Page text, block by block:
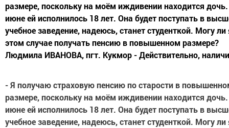
размере, поскольку на моём иждивении находится
июне ей исполнилось 18 лет. Она будет поступать в
учебное заведение, надеюсь, станет студенткой. Могу ли
этом случае получать пенсию в повышенном размере?
Людмила ИВАНОВА, пгт. Кукмор - Действительно,
- Я получаю страховую пенсию по старости в
размере, поскольку на моём иждивении находится
июне ей исполнилось 18 лет. Она будет поступать в
учебное заведение, надеюсь, станет студенткой. Могу ли